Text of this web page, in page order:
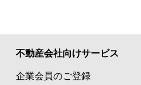
不動産会社向けサービス
企業会員のご登録